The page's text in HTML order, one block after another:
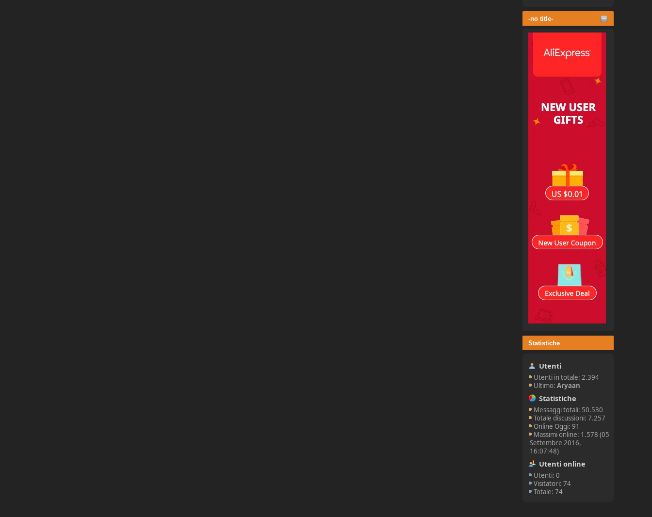
-no title-
Statistiche
Utenti
Utenti in totale: 2.394
Ultimo:Aryaan
Statistiche
Messaggi totali: 50.530
Totale discussioni: 7.257
Online Oggi: 91
Massimi online: 1.578 (05
Settembre 2016,
16:07:48)
Utenti online
Utenti: 0
Visitatori: 74
Totale: 74